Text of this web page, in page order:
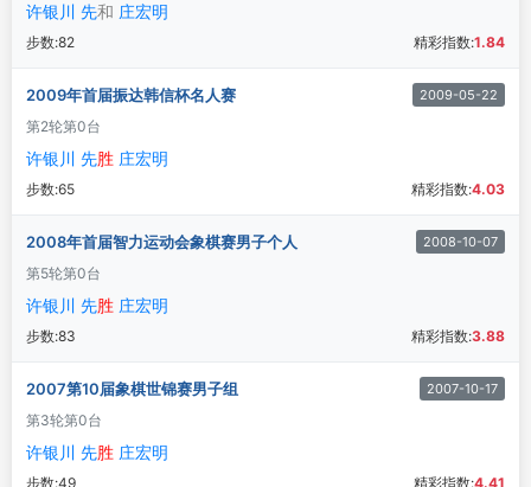
许银川 先和 庄宏明
步数:82 精彩指数:1.84
2009年首届振达韩信杯名人赛 2009-05-22
第2轮第0台
许银川 先胜 庄宏明
步数:65 精彩指数:4.03
2008年首届智力运动会象棋赛男子个人 2008-10-07
第5轮第0台
许银川 先胜 庄宏明
步数:83 精彩指数:3.88
2007第10届象棋世锦赛男子组 2007-10-17
第3轮第0台
许银川 先胜 庄宏明
步数:49 精彩指数:4.41